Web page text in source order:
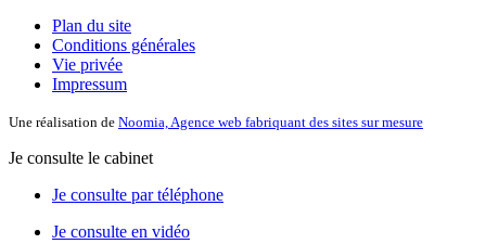
Plan du site
Conditions générales
Vie privée
Impressum
Une réalisation de Noomia, Agence web fabriquant des sites sur mesure
Je consulte le cabinet
Je consulte par téléphone
Je consulte en vidéo